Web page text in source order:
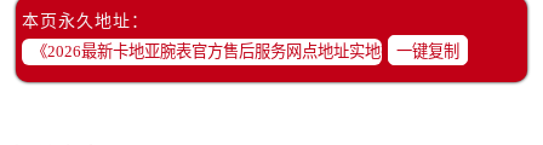
本页永久地址：
一键复制